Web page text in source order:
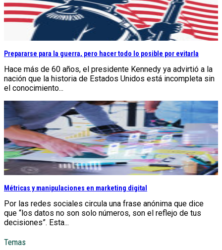
Prepararse para la guerra, pero hacer todo lo posible por evitarla
Hace más de 60 años, el presidente Kennedy ya advirtió a la
nación que la historia de Estados Unidos está incompleta sin
el conocimiento...
Métricas y manipulaciones en marketing digital
Por las redes sociales circula una frase anónima que dice
que “los datos no son solo números, son el reflejo de tus
decisiones”. Esta...
Temas